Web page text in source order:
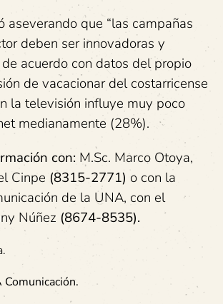
aseverando que “las campañas
deben ser innovadoras y
acuerdo con datos del propio
de vacacionar del costarricense
la televisión influye muy poco
medianamente (28%).
con: M.Sc. Marco Otoya,
Cinpe (8315-2771) o con la
de la UNA, con el
Núñez (8674-8535).